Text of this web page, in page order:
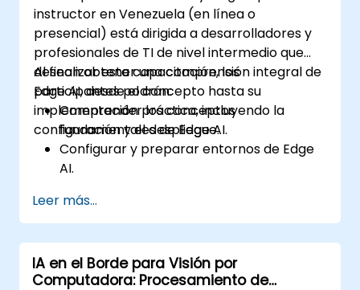
instructor en Venezuela (en línea o
presencial) está dirigida a desarrolladores y
profesionales de TI de nivel intermedio que
desean obtener una comprensión integral de
Edge AI, desde el concepto hasta su
implementación práctica, incluyendo la
configuración y el despliegue.
Al finalizar esta capacitación, los
participantes podrán:
Comprender los conceptos
fundamentales de Edge AI.
Configurar y preparar entornos de Edge
AI.
de Edge AI.
Desplegar y gestionar aplicaciones de
Edge AI.
Integrar Edge AI con sistemas y flujos de
trabajo existentes.
Leer más...
IA en el Borde para Visión por
Computadora: Procesamiento de